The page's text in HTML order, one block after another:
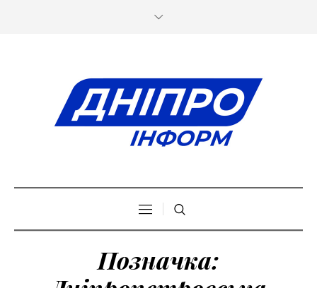
Позначка: